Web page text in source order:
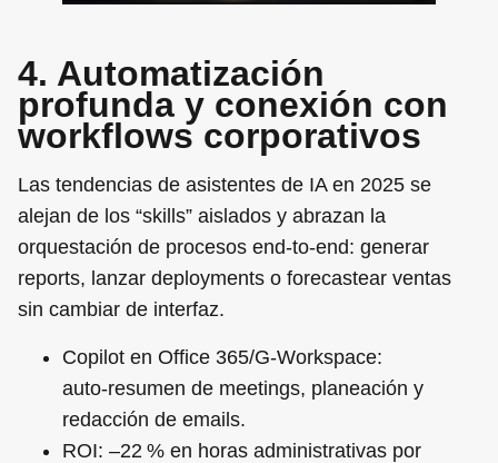
4. Automatización
profunda y conexión con
workflows corporativos
Las tendencias de asistentes de IA en 2025 se
alejan de los “skills” aislados y abrazan la
orquestación de procesos end‑to‑end: generar
reports, lanzar deployments o forecastear ventas
sin cambiar de interfaz.
Copilot en Office 365/G‑Workspace:
auto‑resumen de meetings, planeación y
redacción de emails.
ROI: –22 % en horas administrativas por